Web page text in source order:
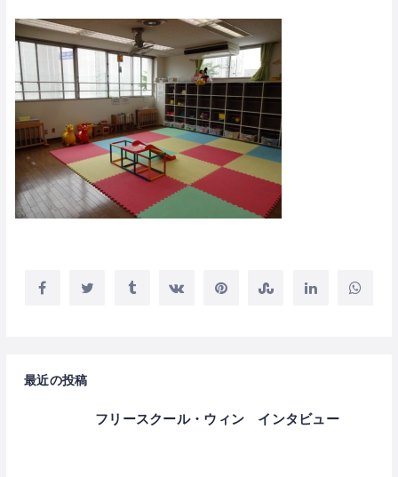
最近の投稿
フリースクール・ウィン インタビュー